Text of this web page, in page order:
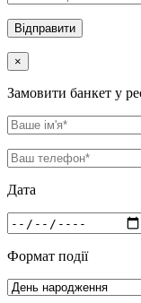
×
Замовити банкет у
Дата
Формат події